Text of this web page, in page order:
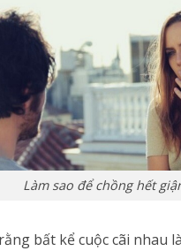
Làm sao để chồng hết
bất kể cuộc cãi nhau